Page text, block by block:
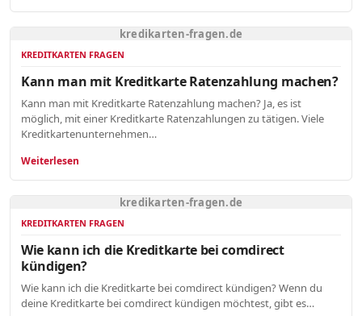
kredikarten-fragen.de
KREDITKARTEN FRAGEN
Kann man mit Kreditkarte Ratenzahlung machen?
Kann man mit Kreditkarte Ratenzahlung machen? Ja, es ist
möglich, mit einer Kreditkarte Ratenzahlungen zu tätigen. Viele
Kreditkartenunternehmen…
Weiterlesen
kredikarten-fragen.de
KREDITKARTEN FRAGEN
Wie kann ich die Kreditkarte bei comdirect
kündigen?
Wie kann ich die Kreditkarte bei comdirect kündigen? Wenn du
deine Kreditkarte bei comdirect kündigen möchtest, gibt es…